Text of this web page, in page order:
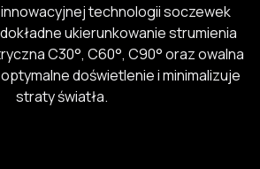
technologii soczewek
ukierunkowanie strumienia
C30°, C60°, C90° oraz owalna
doświetlenie i minimalizuje
straty światła.